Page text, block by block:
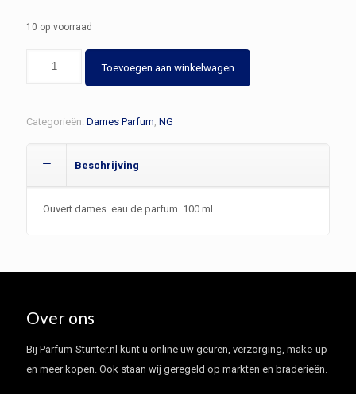
10 op voorraad
Toevoegen aan winkelwagen
Categorieën: Dames Parfum, NG
Beschrijving
Ouvert dames eau de parfum 100 ml.
Over ons
Bij Parfum-Stunter.nl kunt u online uw geuren, verzorging, make-up
en meer kopen. Ook staan wij geregeld op markten en braderieën.